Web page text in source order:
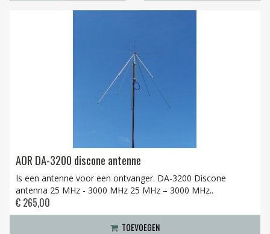
AOR DA-3200 discone antenne
Is een antenne voor een ontvanger. DA-3200 Discone
antenna 25 MHz - 3000 MHz 25 MHz – 3000 MHz..
€ 265,00
TOEVOEGEN